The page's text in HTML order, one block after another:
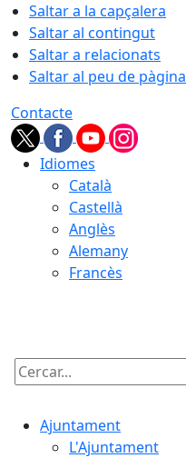
Saltar a la capçalera
Saltar al contingut
Saltar a relacionats
Saltar al peu de pàgina
Contacte
Idiomes
Català
Castellà
Anglès
Alemany
Francès
Cercar:
Ajuntament
L'Ajuntament